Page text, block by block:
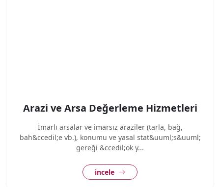
Arazi ve Arsa Değerleme Hizmetleri
İmarlı arsalar ve imarsız araziler (tarla, bağ,
bah&ccedil;e vb.), konumu ve yasal stat&uuml;s&uuml;
gereği &ccedil;ok y...
incele